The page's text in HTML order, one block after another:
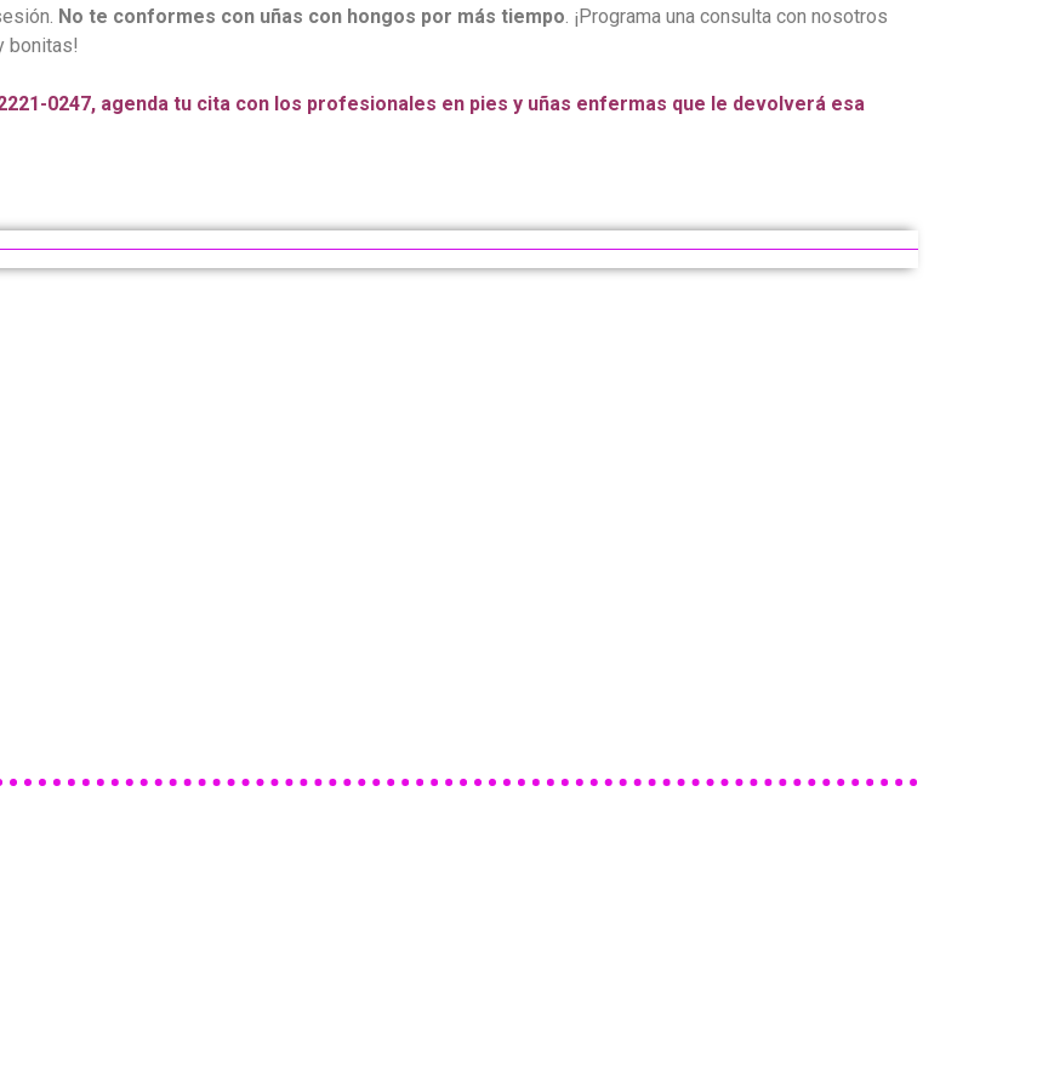
No te conformes con uñas con hongos por más tiempo . ¡Programa una consulta con nosotros
bonitas!
0247, agenda tu cita con los profesionales en pies y uñas enfermas que le devolverá esa